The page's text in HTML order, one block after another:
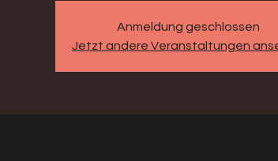
Anmeldung geschlossen
Jetzt andere Veranstaltungen